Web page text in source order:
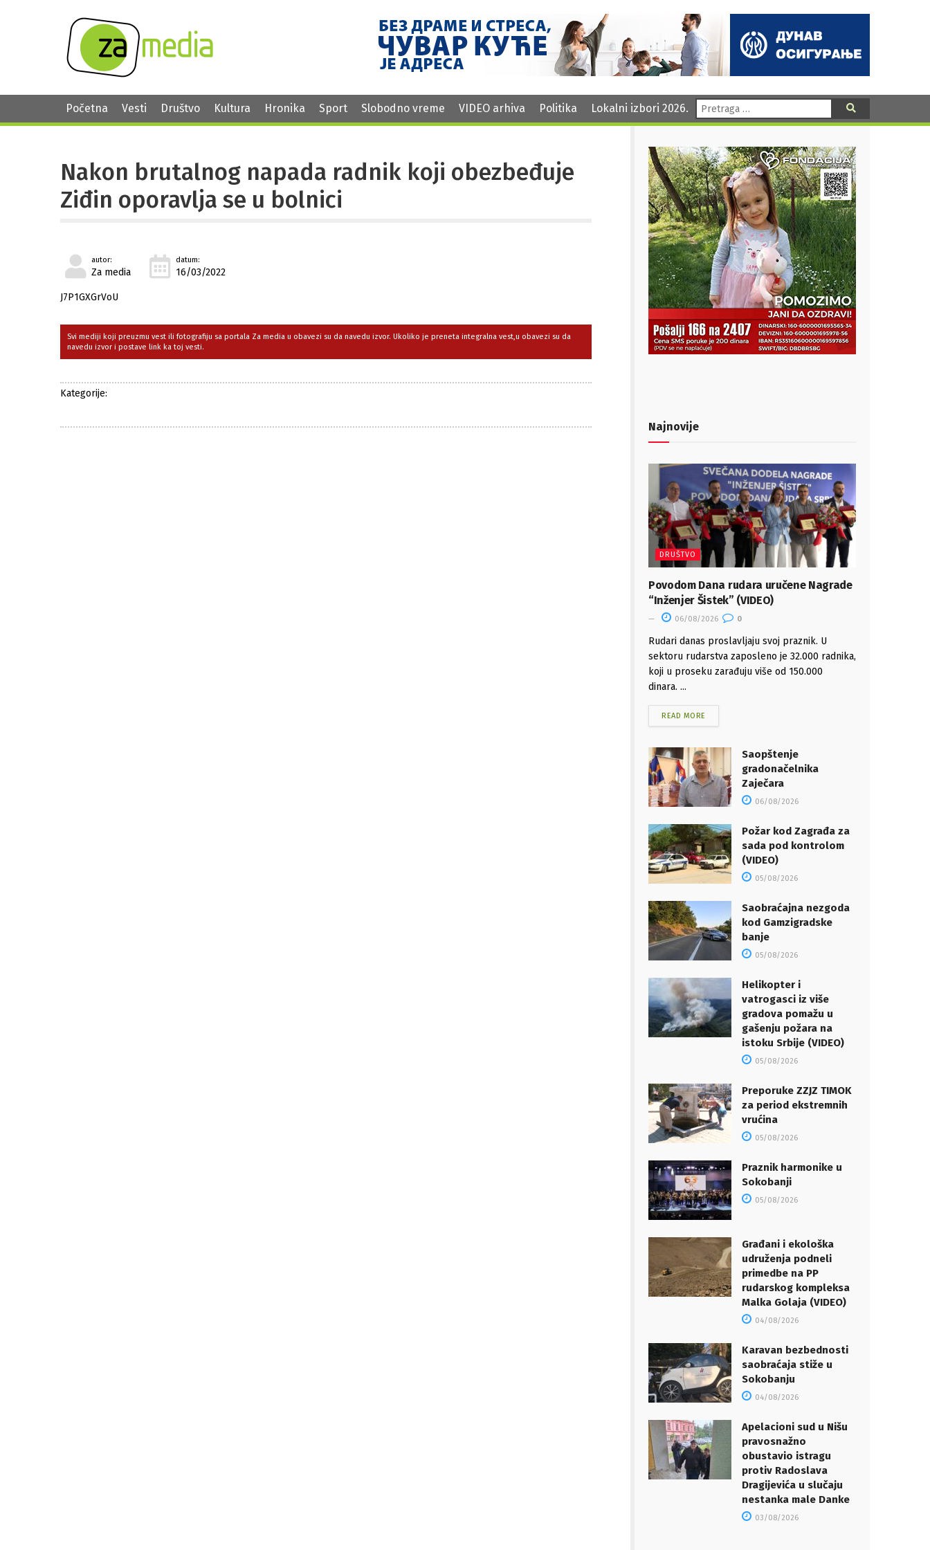
Početna Vesti Društvo Kultura Hronika Sport Slobodno vreme VIDEO arhiva Politika Lokalni izbori 2026. Pretraga:
Nakon brutalnog napada radnik koji obezbeđuje
Ziđin oporavlja se u bolnici
autor:
Za media
datum:
16/03/2022
J7P1GXGrVoU
Svi mediji koji preuzmu vest ili fotografiju sa portala Za media u obavezi su da navedu izvor. Ukoliko je preneta integralna vest,u obavezi su da
navedu izvor i postave link ka toj vesti.
Kategorije:
Najnovije
DRUŠTVO
Povodom Dana rudara uručene Nagrade
“Inženjer Šistek” (VIDEO)
06/08/2026 0
Rudari danas proslavljaju svoj praznik. U
sektoru rudarstva zaposleno je 32.000 radnika,
koji u proseku zarađuju više od 150.000
dinara. ...
READ MORE
Saopštenje
gradonačelnika
Zaječara
06/08/2026
Požar kod Zagrađa za
sada pod kontrolom
(VIDEO)
05/08/2026
Saobraćajna nezgoda
kod Gamzigradske
banje
05/08/2026
Helikopter i
vatrogasci iz više
gradova pomažu u
gašenju požara na
istoku Srbije (VIDEO)
05/08/2026
Preporuke ZZJZ TIMOK
za period ekstremnih
vrućina
05/08/2026
Praznik harmonike u
Sokobanji
05/08/2026
Građani i ekološka
udruženja podneli
primedbe na PP
rudarskog kompleksa
Malka Golaja (VIDEO)
04/08/2026
Karavan bezbednosti
saobraćaja stiže u
Sokobanju
04/08/2026
Apelacioni sud u Nišu
pravosnažno
obustavio istragu
protiv Radoslava
Dragijevića u slučaju
nestanka male Danke
03/08/2026